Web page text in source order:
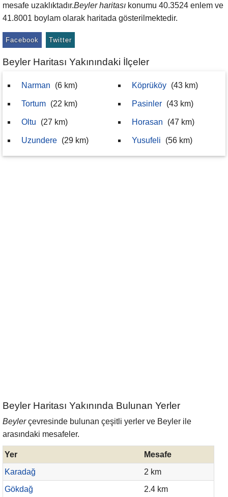
mesafe uzaklıktadır.Beyler haritası konumu 40.3524 enlem ve
41.8001 boylam olarak haritada gösterilmektedir.
Facebook Twitter
Beyler Haritası Yakınındaki İlçeler
Narman (6 km)
Tortum (22 km)
Oltu (27 km)
Uzundere (29 km)
Köprüköy (43 km)
Pasinler (43 km)
Horasan (47 km)
Yusufeli (56 km)
Beyler Haritası Yakınında Bulunan Yerler
Beylerçevresinde bulunan çeşitli yerler ve Beyler ile
arasındaki mesafeler.
Yer
Mesafe
Karadağ
2 km
Gökdağ
2.4 km